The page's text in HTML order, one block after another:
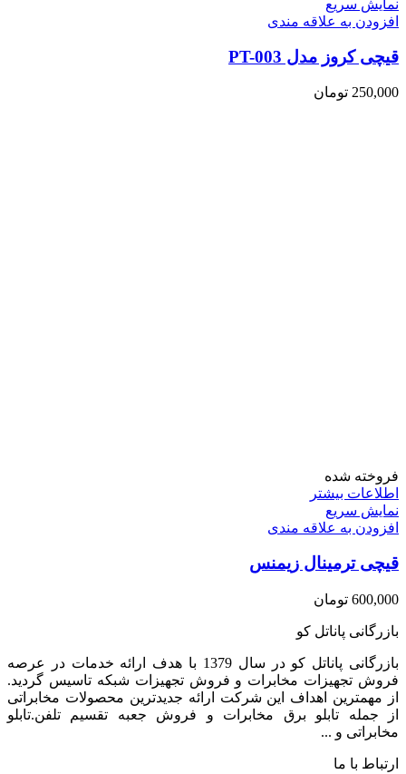
نمایش سریع
افزودن به علاقه مندی
قیچی کروز مدل PT-003
250,000 تومان
فروخته شده
اطلاعات بیشتر
نمایش سریع
افزودن به علاقه مندی
قیچی ترمینال زیمنس
600,000 تومان
بازرگانی پاناتل کو
بازرگانی پاناتل کو در سال 1379 با هدف ارائه خدمات در عرصه
فروش تجهیزات مخابرات و فروش تجهیزات شبکه تاسیس گردید.
از مهمترین اهداف این شرکت ارائه جدیدترین محصولات مخابراتی
از جمله تابلو برق مخابرات و فروش جعبه تقسیم تلفن.تابلو
مخابراتی و ...
ارتباط با ما